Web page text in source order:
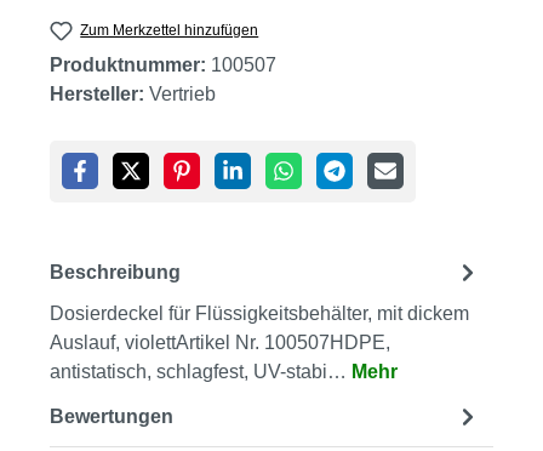
Zum Merkzettel hinzufügen
Produktnummer: 100507
Hersteller: Vertrieb
Beschreibung
Dosierdeckel für Flüssigkeitsbehälter, mit dickem
Auslauf, violettArtikel Nr. 100507HDPE,
antistatisch, schlagfest, UV-stabi… Mehr
Bewertungen